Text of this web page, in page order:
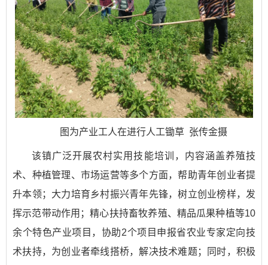
图为产业工人在进行人工锄草 张传金摄
该镇广泛开展农村实用技能培训，内容涵盖养殖技
术、种植管理、市场运营等多个方面，帮助青年创业者提
升本领；大力培育乡村振兴青年先锋，树立创业榜样，发
挥示范带动作用；精心扶持畜牧养殖、精品瓜果种植等10
余个特色产业项目，协助2个项目申报省农业专家定向技
术扶持，为创业者牵线搭桥，解决技术难题；同时，积极